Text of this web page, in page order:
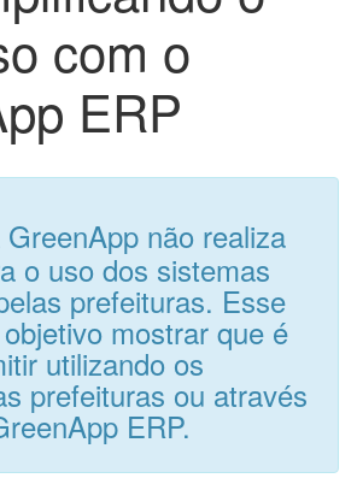
com o
ERP
não realiza
o uso dos sistemas
prefeituras. Esse
mostrar que é
utilizando os
prefeituras ou através
ERP.